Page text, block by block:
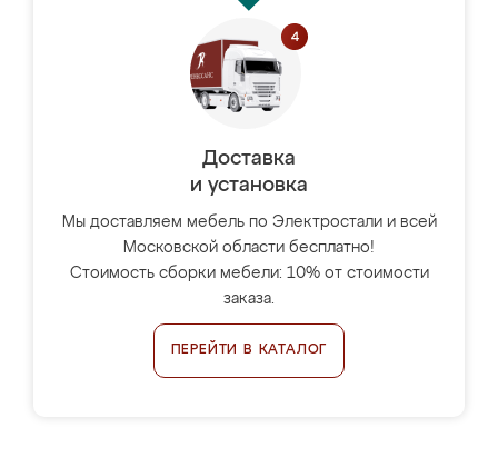
Доставка
и установка
Мы доставляем мебель по Электростали и всей
Московской области бесплатно!
Стоимость сборки мебели: 10% от стоимости
заказа.
ПЕРЕЙТИ В КАТАЛОГ